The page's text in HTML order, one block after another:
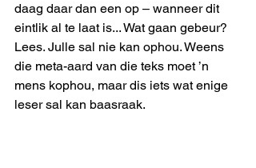
daag daar dan een op – wanneer dit
eintlik al te laat is... Wat gaan gebeur?
Lees. Julle sal nie kan ophou. Weens
die meta-aard van die teks moet ’n
mens kophou, maar dis iets wat enige
leser sal kan baasraak.